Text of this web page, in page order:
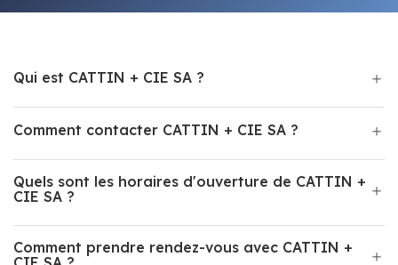
Qui est CATTIN + CIE SA ?
Comment contacter CATTIN + CIE SA ?
Quels sont les horaires d'ouverture de CATTIN +
CIE SA ?
Comment prendre rendez-vous avec CATTIN +